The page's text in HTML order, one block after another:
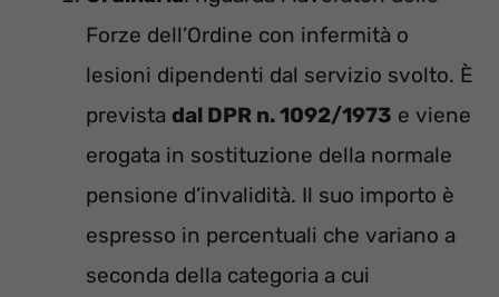
Forze dell’Ordine con infermità o
lesioni dipendenti dal servizio svolto. È
prevista dal DPR n. 1092/1973 e viene
erogata in sostituzione della normale
pensione d’invalidità. Il suo importo è
espresso in percentuali che variano a
seconda della categoria a cui